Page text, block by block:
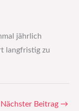
jährlich
langfristig zu
Nächster Beitrag →